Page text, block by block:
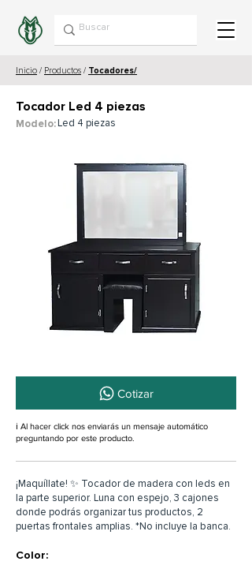
Inicio / Productos / Tocadores/
Tocador Led 4 piezas
Modelo:Led 4 piezas
¡Maquíllate! ✨ Tocador de madera con leds en
la parte superior. Luna con espejo, 3 cajones
donde podrás organizar tus productos, 2
puertas frontales amplias. *No incluye la banca.
Color:
Cotizar
ℹ️ Al hacer click nos enviarás un mensaje automático
preguntando por este producto.